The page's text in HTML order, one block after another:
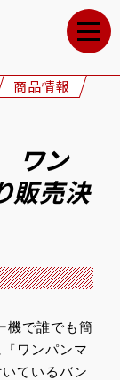
商品情報
ワン
販売決
機で誰でも簡
ワンパンマ
ているバン